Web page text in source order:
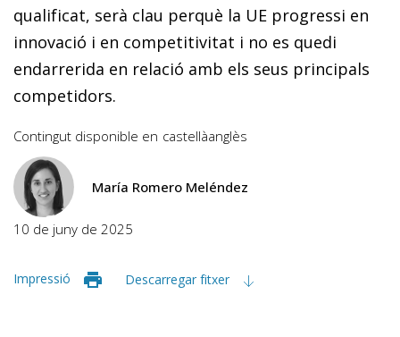
qualificat, serà clau perquè la UE progressi en
innovació i en competitivitat i no es quedi
endarrerida en relació amb els seus principals
competidors.
Contingut disponible en castellàanglès
María Romero Meléndez
10 de juny de 2025
Impressió Descarregar fitxer